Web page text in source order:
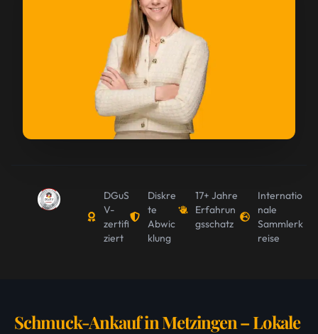
DGuS
V-
zertifi
ziert
Diskre
te
Abwic
klung
17+ Jahre
Erfahrun
gsschatz
Internatio
nale
Sammlerk
reise
Schmuck-Ankauf in Metzingen – Lokale